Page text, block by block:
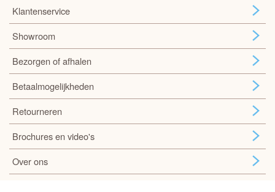
Klantenservice
Showroom
Bezorgen of afhalen
Betaalmogelijkheden
Retourneren
Brochures en video's
Over ons